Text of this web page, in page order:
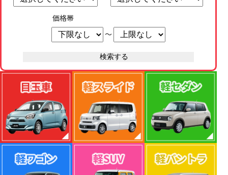
価格帯
～
検索する